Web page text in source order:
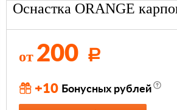
Оснастка ORANGE
от 200 Р
+10 Бонусных рублей